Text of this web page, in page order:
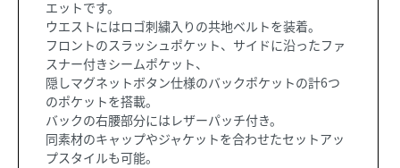
エットです。
ウエストにはロゴ刺繍入りの共地ベルトを装着。
フロントのスラッシュポケット、サイドに沿ったファ
スナー付きシームポケット、
隠しマグネットボタン仕様のバックポケットの計6つ
のポケットを搭載。
バックの右腰部分にはレザーパッチ付き。
同素材のキャップやジャケットを合わせたセットアッ
プスタイルも可能。